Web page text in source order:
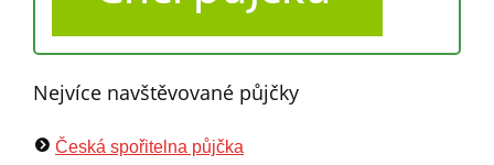
Nejvíce navštěvované půjčky
Česká spořitelna půjčka